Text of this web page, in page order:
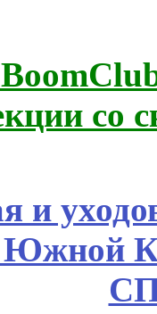
со
и